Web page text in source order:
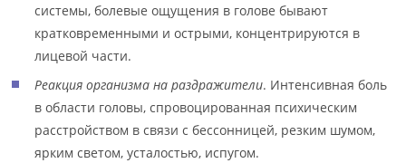
системы, болевые ощущения в голове бывают
кратковременными и острыми, концентрируются в
лицевой части.
Реакция организма на раздражители. Интенсивная боль
в области головы, спровоцированная психическим
расстройством в связи с бессонницей, резким шумом,
ярким светом, усталостью, испугом.